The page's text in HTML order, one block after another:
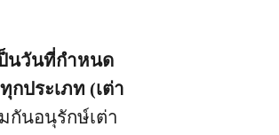
ป็นวันที่กำหนด
ประเภท (เต่า
กันอนุรักษ์เต่า